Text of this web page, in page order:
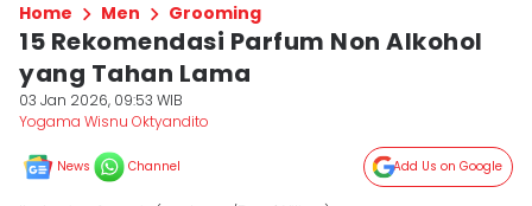
Home Men Grooming
15 Rekomendasi Parfum Non Alkohol
yang Tahan Lama
03 Jan 2026, 09:53 WIB
Yogama Wisnu Oktyandito
News Channel Add Us on Google